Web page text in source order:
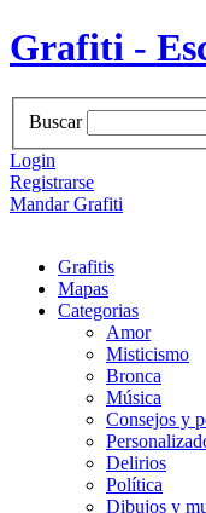
Grafiti -
Buscar
Login
Registrarse
Mandar Grafiti
Grafitis
Mapas
Categorias
Amor
Misticismo
Bronca
Música
Consejos y
Delirios
Política
Dibujos y